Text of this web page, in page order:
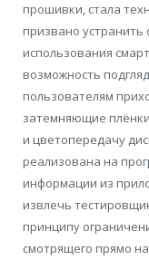
прошивки, стала
призвано
использования
возможность
пользователям
затемняющие
и цветопередачу
реализована на
информации из
извлечь
принципу
смотрящего прямо